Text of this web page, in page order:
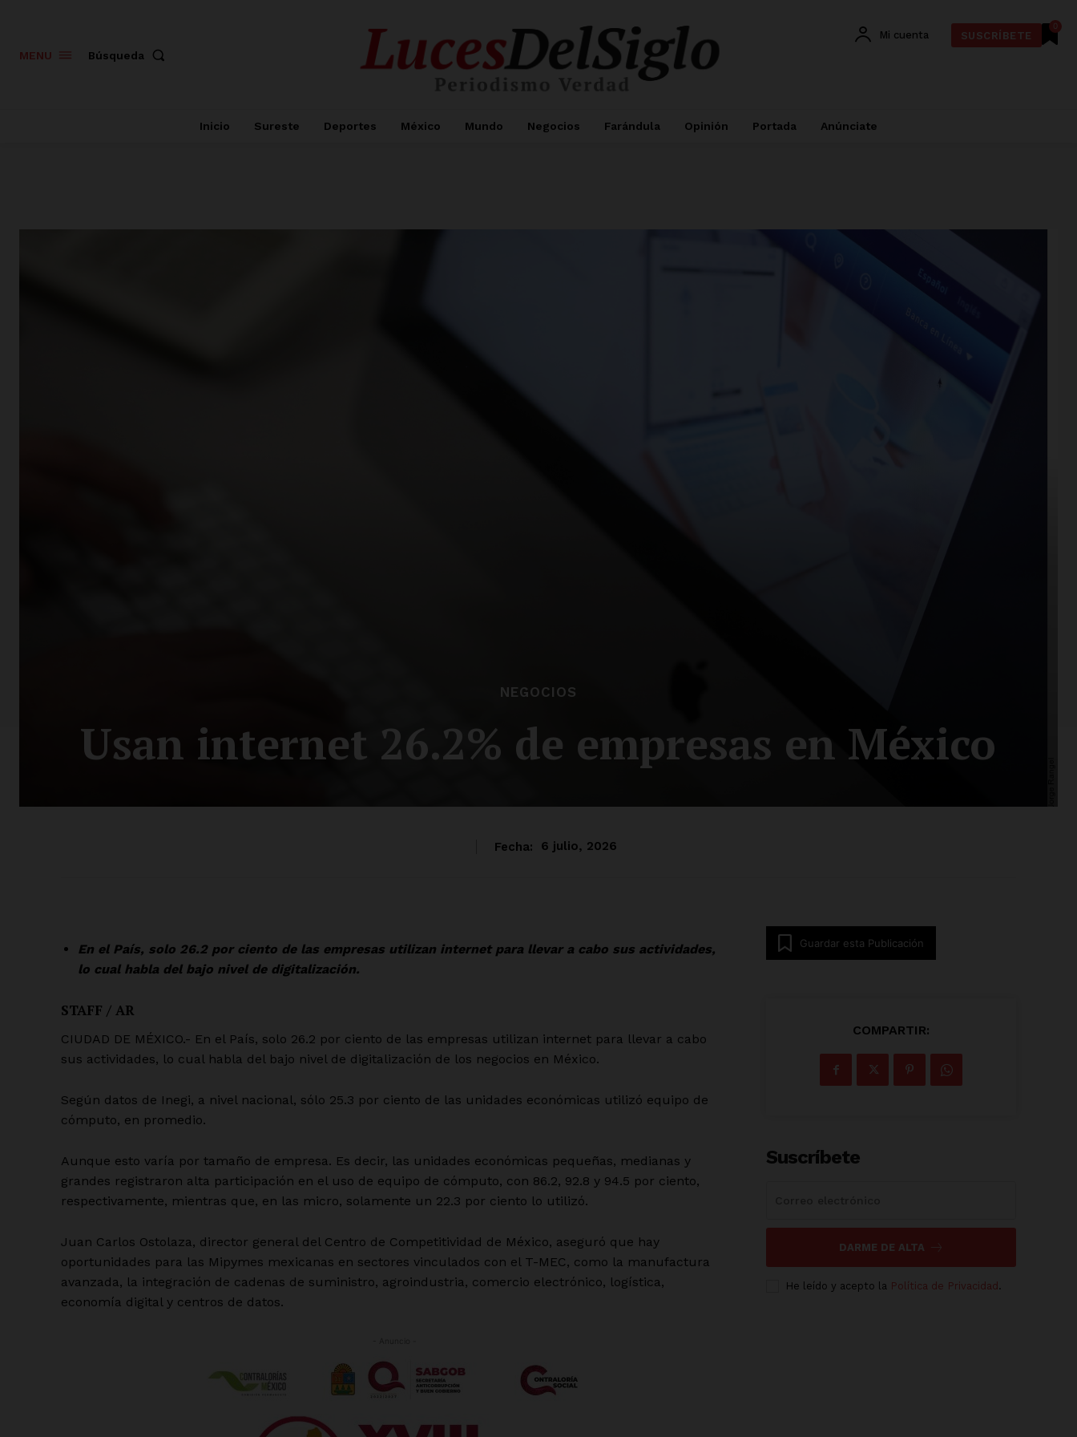
MENU Búsqueda
0
Mi cuenta SUSCRÍBETE
Inicio Sureste Deportes México Mundo Negocios Farándula Opinión Portada Anúnciate
NEGOCIOS
Usan internet 26.2% de empresas en México
Fecha: 6 julio, 2026
En el País, solo 26.2 por ciento de las empresas utilizan internet para llevar a cabo sus actividades,
lo cual habla del bajo nivel de digitalización.
STAFF / AR
CIUDAD DE MÉXICO.- En el País, solo 26.2 por ciento de las empresas utilizan internet para llevar a cabo
sus actividades, lo cual habla del bajo nivel de digitalización de los negocios en México.
Según datos de Inegi, a nivel nacional, sólo 25.3 por ciento de las unidades económicas utilizó equipo de
cómputo, en promedio.
Aunque esto varía por tamaño de empresa. Es decir, las unidades económicas pequeñas, medianas y
grandes registraron alta participación en el uso de equipo de cómputo, con 86.2, 92.8 y 94.5 por ciento,
respectivamente, mientras que, en las micro, solamente un 22.3 por ciento lo utilizó.
Juan Carlos Ostolaza, director general del Centro de Competitividad de México, aseguró que hay
oportunidades para las Mipymes mexicanas en sectores vinculados con el T-MEC, como la manufactura
avanzada, la integración de cadenas de suministro, agroindustria, comercio electrónico, logística,
economía digital y centros de datos.
Guardar esta Publicación
COMPARTIR:
Suscríbete
DARME DE ALTA
He leído y acepto la Política de Privacidad .